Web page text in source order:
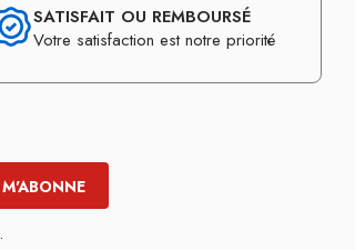
SATISFAIT OU REMBOURSÉ
Votre satisfaction est notre priorité
.